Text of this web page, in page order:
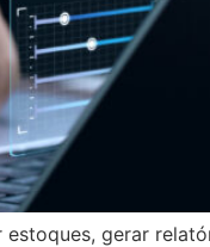
gerar